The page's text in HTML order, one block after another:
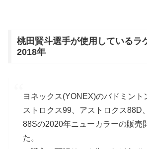
桃田賢斗選手が使用しているラ
2018年
ヨネックス(YONEX)のバドミント
ストロクス99、アストロクス88D
88Sの2020年ニューカラーの販売
た。